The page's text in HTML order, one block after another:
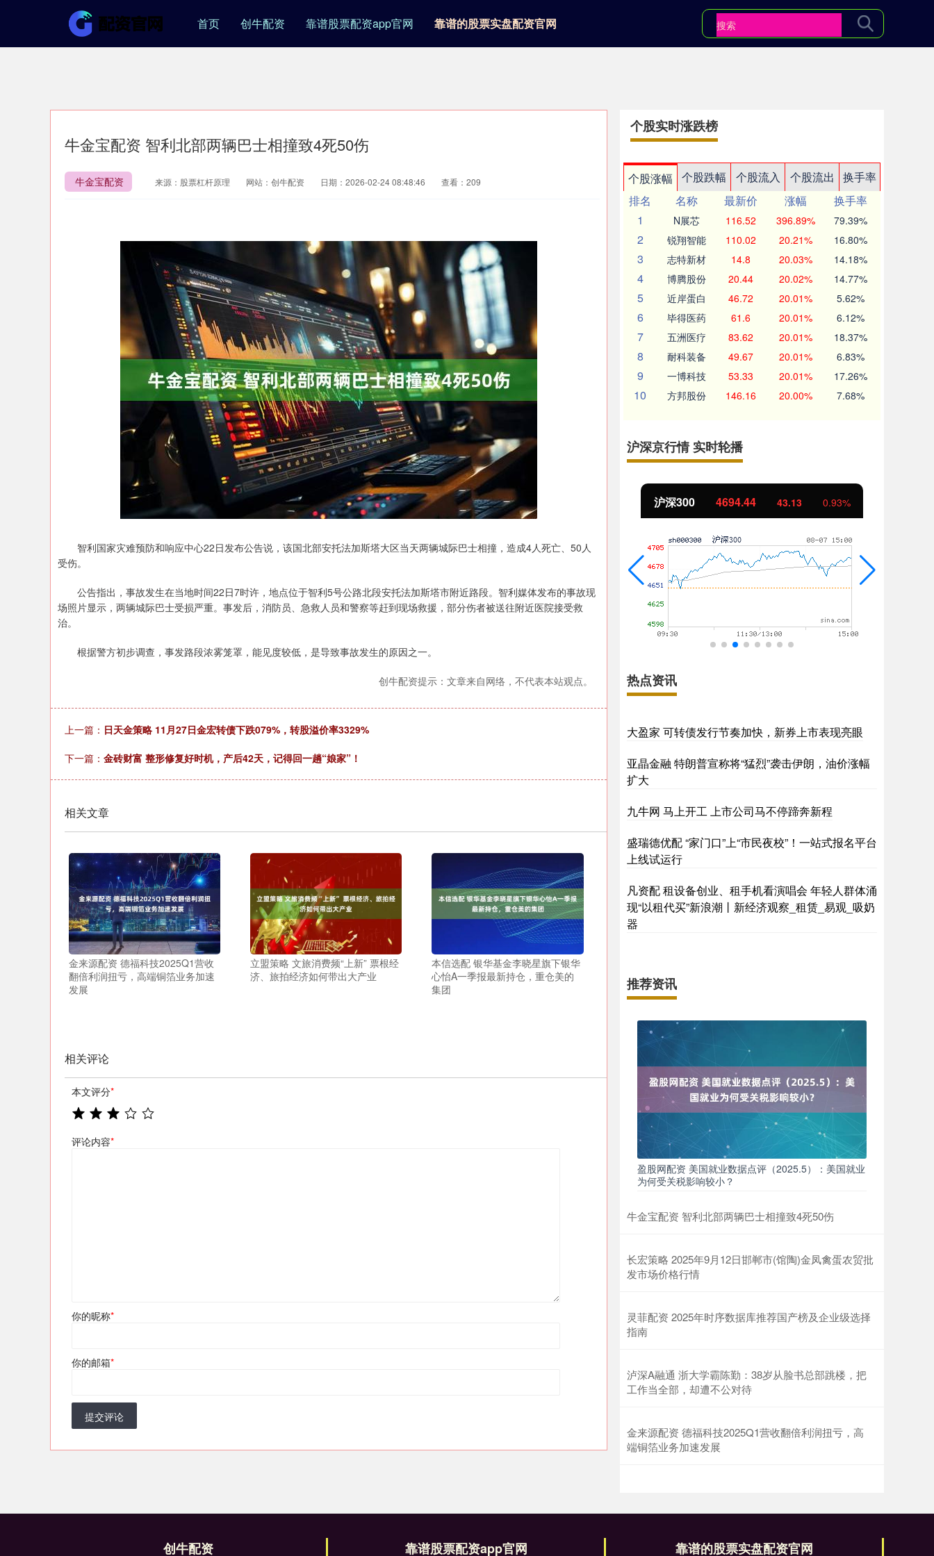
首页 创牛配资 靠谱股票配资app官网 靠谱的股票实盘配资官网
牛金宝配资 智利北部两辆巴士相撞致4死50伤
牛金宝配资 来源：股票杠杆原理 网站：创牛配资 日期：2026-02-24 08:48:46 查看：209
智利国家灾难预防和响应中心22日发布公告说，该国北部安托法加斯塔大区当天两辆城际巴士相撞，造成4人死亡、50人
受伤。
公告指出，事故发生在当地时间22日7时许，地点位于智利5号公路北段安托法加斯塔市附近路段。智利媒体发布的事故现
场照片显示，两辆城际巴士受损严重。事发后，消防员、急救人员和警察等赶到现场救援，部分伤者被送往附近医院接受救
治。
根据警方初步调查，事发路段浓雾笼罩，能见度较低，是导致事故发生的原因之一。
创牛配资提示：文章来自网络，不代表本站观点。
上一篇： 日天金策略 11月27日金宏转债下跌079%，转股溢价率3329%
下一篇： 金砖财富 整形修复好时机，产后42天，记得回一趟“娘家”！
相关文章
金来源配资 德福科技2025Q1营收
翻倍利润扭亏，高端铜箔业务加速
发展
立盟策略 文旅消费频“上新” 票根经
济、旅拍经济如何带出大产业
本信选配 银华基金李晓星旗下银华
心怡A一季报最新持仓，重仓美的
集团
相关评论
本文评分*
评论内容*
你的昵称*
你的邮箱*
提交评论
个股实时涨跌榜
个股涨幅 个股跌幅 个股流入 个股流出
换手率
排名
名称 最新价 涨幅
换手率
1
N展芯 116.52 396.89% 79.39%
2 锐翔智能 110.02 20.21% 16.80%
3 志特新材 14.8 20.03% 14.18%
4 博腾股份 20.44 20.02% 14.77%
5 近岸蛋白 46.72 20.01% 5.62%
6 毕得医药 61.6 20.01% 6.12%
7 五洲医疗 83.62 20.01% 18.37%
8 耐科装备 49.67 20.01% 6.83%
9 一博科技 53.33 20.01% 17.26%
10 方邦股份 146.16 20.00% 7.68%
沪深京行情 实时轮播
上证指数 3940.04 39.68 1.02% 深证成指 14311.01 200.89 沪深300 4694.44 43.13 0.93%
热点资讯
大盈家 可转债发行节奏加快，新券上市表现亮眼
亚晶金融 特朗普宣称将“猛烈”袭击伊朗，油价涨幅
扩大
九牛网 马上开工 上市公司马不停蹄奔新程
盛瑞德优配 “家门口”上“市民夜校”！一站式报名平台
上线试运行
凡资配 租设备创业、租手机看演唱会 年轻人群体涌
现“以租代买”新浪潮丨新经济观察_租赁_易观_吸奶
器
推荐资讯
盈股网配资 美国就业数据点评（2025.5）：美国就业
为何受关税影响较小？
牛金宝配资 智利北部两辆巴士相撞致4死50伤
长宏策略 2025年9月12日邯郸市(馆陶)金凤禽蛋农贸批
发市场价格行情
灵菲配资 2025年时序数据库推荐国产榜及企业级选择
指南
泸深A融通 浙大学霸陈勤：38岁从脸书总部跳楼，把
工作当全部，却遭不公对待
金来源配资 德福科技2025Q1营收翻倍利润扭亏，高
端铜箔业务加速发展
创牛配资 靠谱股票配资app官网 靠谱的股票实盘配资官网